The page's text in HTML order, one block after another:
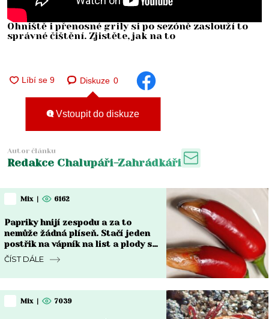
Ohniště i přenosné grily si po sezóně zaslouží to
správné čištění. Zjistěte, jak na to
Diskuze 0
Vstoupit do diskuze
Autor článku
Redakce Chalupáři-Zahrádkáři
Mix | 6162
Papriky hnijí zespodu a za to
nemůže žádná plíseň. Stačí jeden
postřik na vápník na list a plody se
vzpamatují do týdne
ČÍST DÁLE
Mix | 7039